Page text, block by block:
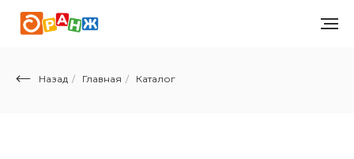
Назад / Главная / Каталог